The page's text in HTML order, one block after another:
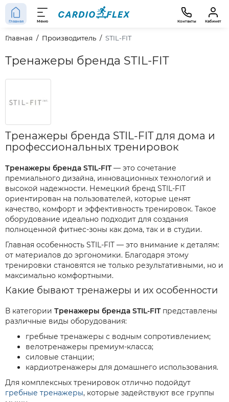
Главная Меню Контакты Кабинет
Главная Производитель STIL-FIT
Тренажеры бренда STIL-FIT
Тренажеры бренда STIL-FIT для дома и
профессиональных тренировок
Тренажеры бренда STIL-FIT— это сочетание
премиального дизайна, инновационных технологий и
высокой надежности. Немецкий бренд STIL-FIT
ориентирован на пользователей, которые ценят
качество, комфорт и эффективность тренировок. Такое
оборудование идеально подходит для создания
полноценной фитнес-зоны как дома, так и в студии.
Главная особенность STIL-FIT — это внимание к деталям:
от материалов до эргономики. Благодаря этому
тренировки становятся не только результативными, но и
максимально комфортными.
Какие бывают тренажеры и их особенности
В категории Тренажеры бренда STIL-FITпредставлены
различные виды оборудования:
гребные тренажеры с водным сопротивлением;
велотренажеры премиум-класса;
силовые станции;
кардиотренажеры для домашнего использования.
Для комплексных тренировок отлично подойдут
гребные тренажеры, которые задействуют все группы